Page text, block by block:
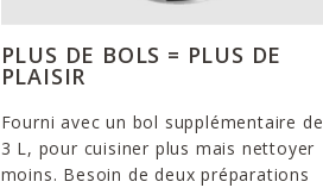
PLUS DE BOLS = PLUS DE
PLAISIR
Fourni avec un bol supplémentaire de
3 L, pour cuisiner plus mais nettoyer
moins. Besoin de deux préparations